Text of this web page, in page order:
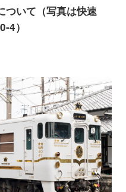
ついて（写真は快速
4）